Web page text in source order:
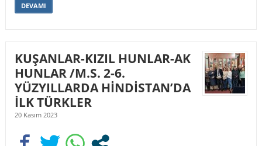
DEVAMI
KUŞANLAR-KIZIL HUNLAR-AK
HUNLAR /M.S. 2-6.
YÜZYILLARDA HİNDİSTAN’DA
İLK TÜRKLER
20 Kasım 2023